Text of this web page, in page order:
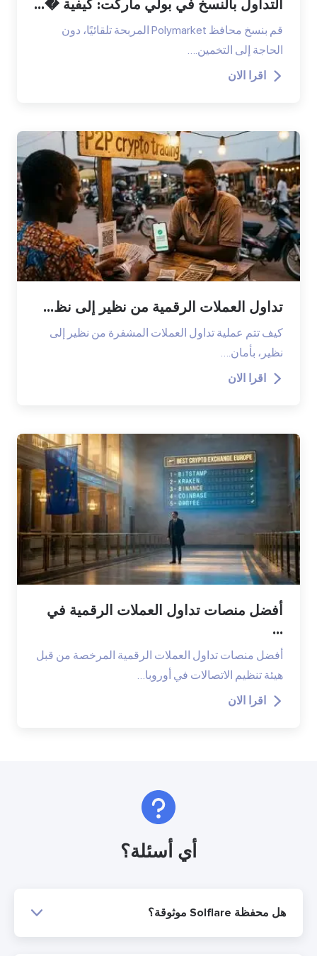
التداول بالنسخ في بولي ماركت: كيفية �...
قم بنسخ محافظ Polymarket المربحة تلقائيًا، دون
الحاجة إلى التخمين.…
اقرا الان
تداول العملات الرقمية من نظير إلى نظ...
كيف تتم عملية تداول العملات المشفرة من نظير إلى
نظير، بأمان.…
اقرا الان
أفضل منصات تداول العملات الرقمية في
...
أفضل منصات تداول العملات الرقمية المرخصة من قبل
هيئة تنظيم الاتصالات في أوروبا…
اقرا الان
أي أسئلة؟
هل محفظة Solflare موثوقة؟